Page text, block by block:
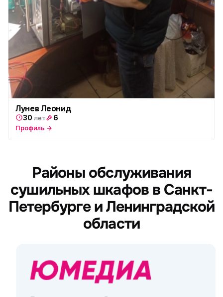
Лунев Леонид
30 лет 6
Профиль →
Районы обслуживания
сушильных шкафов в Санкт-
Петербурге и Ленинградской
области